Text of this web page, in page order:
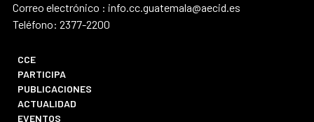
Correo electrónico : info.cc.guatemala@aecid.es
Teléfono: 2377-2200
CCE
PARTICIPA
PUBLICACIONES
ACTUALIDAD
EVENTOS